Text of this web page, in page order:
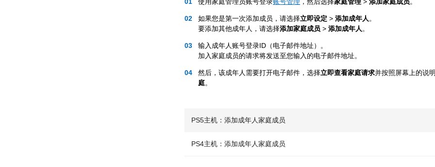
如果您是第一次添加成员，请选择立即设定 >添加成年人 。
要添加其他成年人，请选择添加家庭成员 >添加成年人 。
输入成年人账号登录ID（电子邮件地址）。
加入家庭成员的请求将发送至您输入的电子邮件地址。
然后，该成年人需要打开电子邮件，选择立即查看家庭请求并按照屏幕上的说明
庭。
PS5主机：添加成年人家庭成员
PS4主机：添加成年人家庭成员